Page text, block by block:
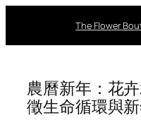
The Flower
農曆新年：花
徵生命循環與